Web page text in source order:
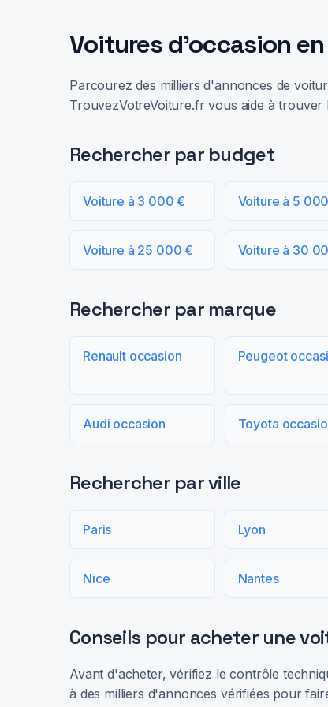
Voitures d'occasion
Parcourez des milliers d'annonces de
TrouvezVotreVoiture.fr vous aide à
Rechercher par budget
Voiture à 3 000 € Voiture à 5
Voiture à 25 000 € Voiture à 30
Rechercher par marque
Renault occasion Peugeot
Audi occasion Toyota
Rechercher par ville
Paris Lyon
Nice Nantes
Conseils pour acheter une
Avant d'acheter, vérifiez le contrôle
à des milliers d'annonces vérifiées pour